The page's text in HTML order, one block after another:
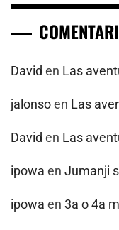
David en Las
jalonsoen Las
David en Las
ipowa en Jumanji
ipowa en 3a o 4a